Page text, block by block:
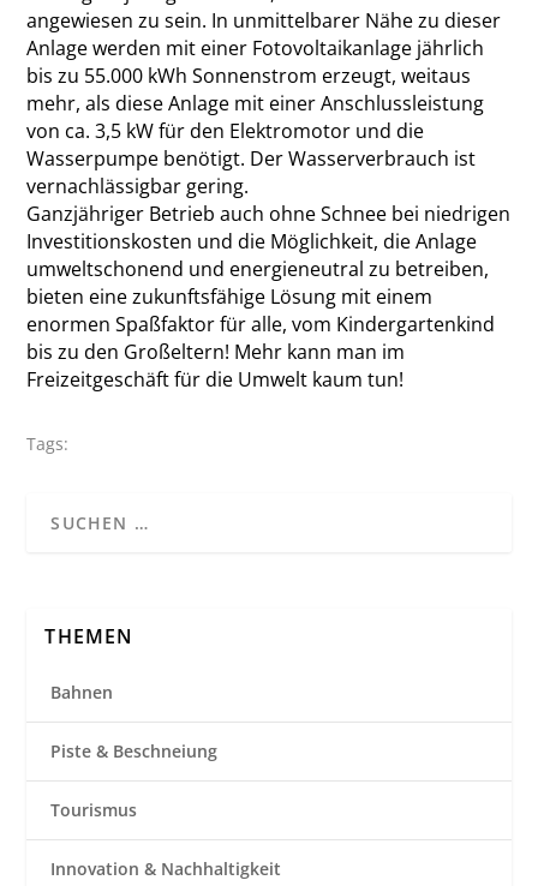
angewiesen zu sein. In unmittelbarer Nähe zu dieser
Anlage werden mit einer ­Fotovoltaikanlage jährlich
bis zu 55.000 kWh Sonnenstrom erzeugt, weitaus
mehr, als diese Anlage mit einer Anschlussleistung
von ca. 3,5 kW für den Elektromotor und die
Wasserpumpe benötigt. Der Wasserverbrauch ist
vernachlässigbar gering.
Ganzjähriger Betrieb auch ohne Schnee bei niedrigen
Investitionskosten und die Möglichkeit, die Anlage
umweltschonend und energieneutral zu betreiben,
bieten eine zukunftsfähige Lösung mit einem
enormen Spaßfaktor für alle, vom Kindergartenkind
bis zu den Großeltern! Mehr kann man im
Freizeitgeschäft für die Umwelt kaum tun!
Tags:
THEMEN
Bahnen
Piste & Beschneiung
Tourismus
Innovation & Nachhaltigkeit